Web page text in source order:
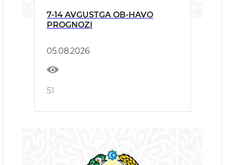
7-14 AVGUSTGA OB-HAVO
PROGNOZI
05.08.2026
51